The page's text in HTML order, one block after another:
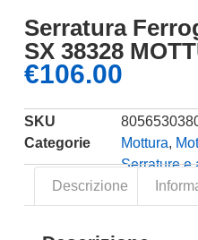
Serratura
SX 38328
€106.00
SKU
Categorie
Mottura,
Serrature e
Descrizione